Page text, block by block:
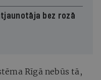
bez rozā
Rīgā nebūs tā,